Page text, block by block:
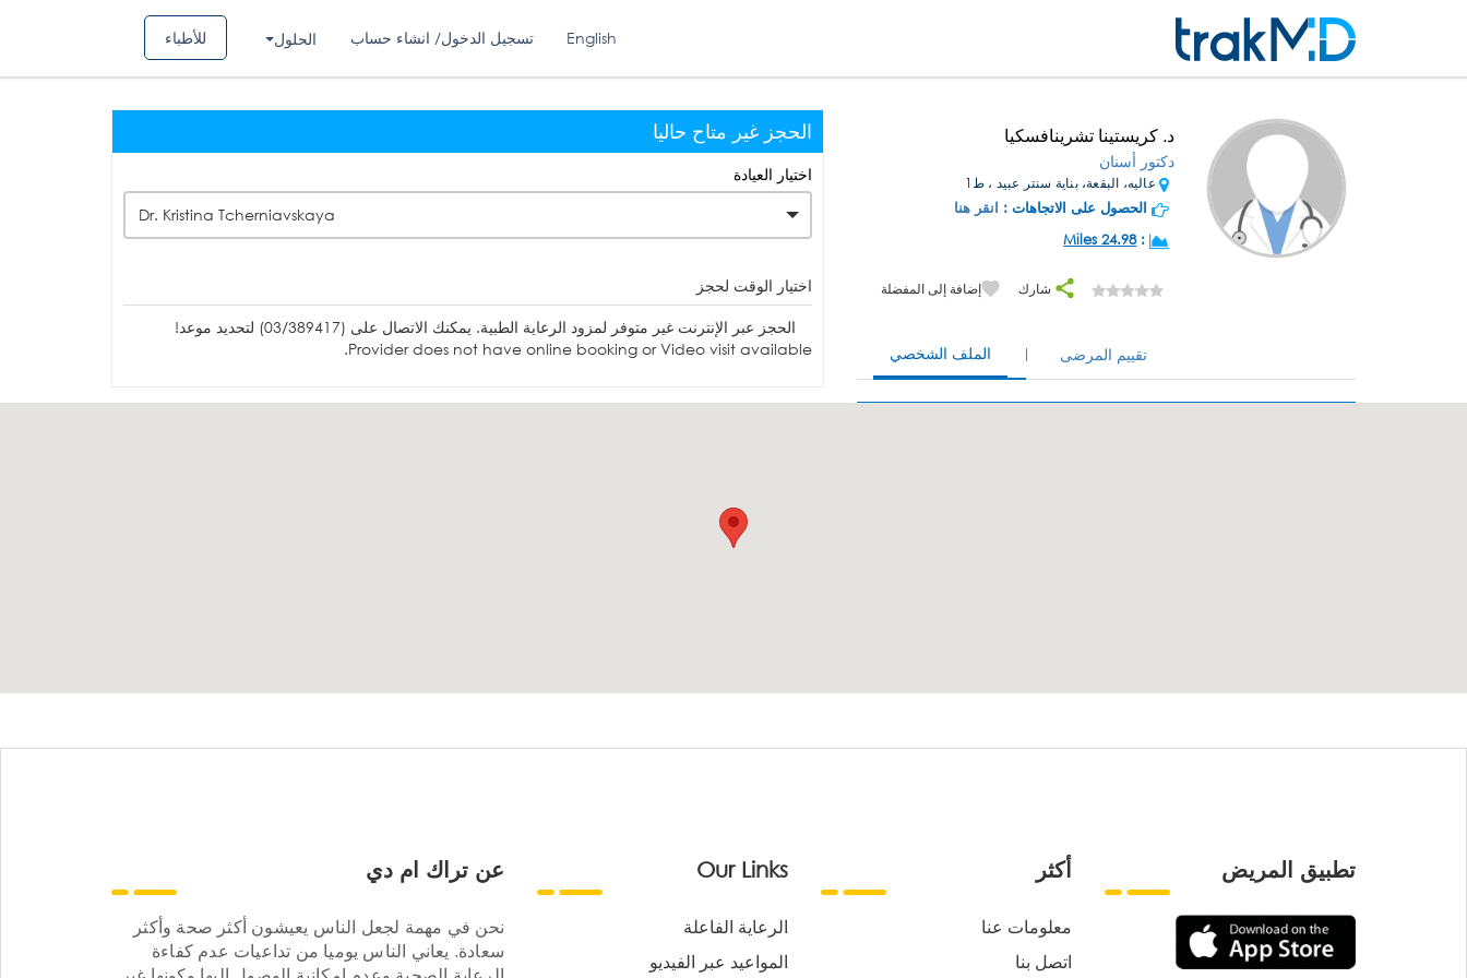
للأطباء الحلول تسجيل الدخول/ انشاء حساب English
د. كريستينا تشرينافسكيا
دكتور أسنان
عاليه، البقعة، بناية سنتر عبيد ، ط1
الحصول على الاتجاهات : انقر هنا
:
24.98 Miles
شارك إضافة إلى المفضلة
الملف الشخصي تقييم المرضى
الحجز غير متاح حاليا
اختيار العيادة
Dr. Kristina Tcherniavskaya
اختيار الوقت لحجز
الحجز عبر الإنترنت غير متوفر لمزود الرعاية الطبية. يمكنك الاتصال على (03/389417) لتحديد موعد!
Provider does not have online booking or Video visit available.
عن تراك ام دي
نحن في مهمة لجعل الناس يعيشون أكثر صحة وأكثر
سعادة. يعاني الناس يوميا من تداعيات عدم كفاءة
Our Links
الرعاية الفاعلة
المواعيد عبر الفيديو
أكثر
معلومات عنا
اتصل بنا
تطبيق المريض